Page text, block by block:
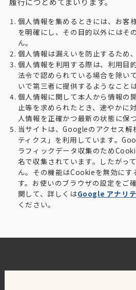
個人情報を集めるときには、お客
を明確にし、その目的以外にはそ
ん。
個人情報は漏えいを防止するため
個人情報を利用する際は、利用目
法令で認められている場合を除い
いで第三者に提供するようなこと
個人情報に関して本人から情報の
止等を求められたとき、速やかに
人情報を正確かつ最新の状態に保
当サイトは、Googleのアクセス解
ティクス」を利用しています。
ラフィックデータ収集のため
名で収集されています。したがっ
ん。その機能はCookieを無効にす
す。お使いのブラウザの設定をご
関して、詳しくはGoogle アナリ
ください。